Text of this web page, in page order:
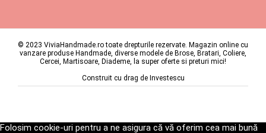
© 2023 ViviaHandmade.ro toate drepturile rezervate. Magazin online cu
vanzare produse Handmade, diverse modele de Brose, Bratari, Coliere,
Cercei, Martisoare, Diademe, la super oferte si preturi mici!
Construit cu drag de Investescu
Folosim cookie-uri pentru a ne asigura că vă oferim cea mai bună